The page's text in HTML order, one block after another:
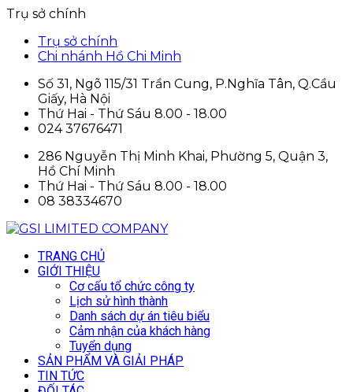
Trụ sở chính
Trụ sở chính
Chi nhánh Hồ Chi Minh
Số 31, Ngõ 115/31 Trần Cung, P.Nghĩa Tân, Q.Cầu
Giấy, Hà Nội
Thứ Hai - Thứ Sáu 8.00 - 18.00
024 37676471
286 Nguyễn Thị Minh Khai, Phường 5, Quận 3,
Hồ Chí Minh
Thứ Hai - Thứ Sáu 8.00 - 18.00
08 38334670
TRANG CHỦ
GIỚI THIỆU
Cơ cấu tổ chức công ty
Lịch sử hình thành
Danh sách dự án tiêu biểu
Cảm nhận của khách hàng
Tuyển dụng
SẢN PHẨM VÀ GIẢI PHÁP
TIN TỨC